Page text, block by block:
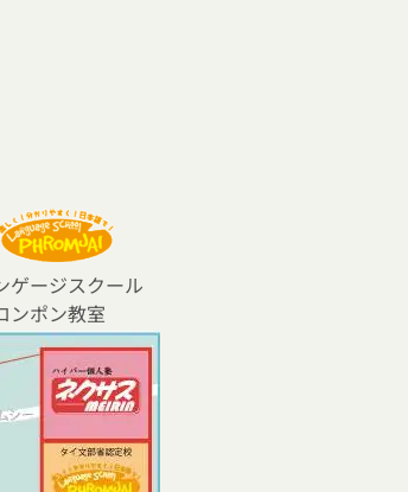
ゲージスクール
ンポン教室